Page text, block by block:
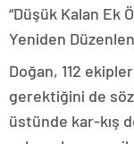
“Düşük Kalan Ek
Yeniden
Doğan, 112
gerektiğini de
üstünde kar-kış